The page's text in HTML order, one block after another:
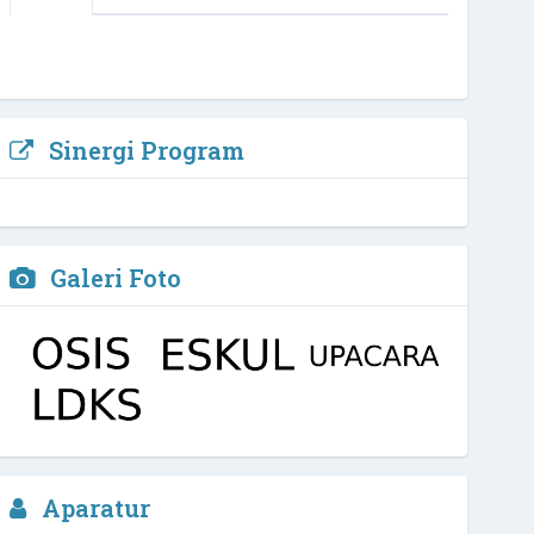
Sinergi Program
Galeri Foto
Aparatur
Waka Kesiswaan